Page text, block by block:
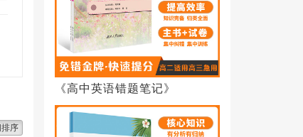
序
《高中英语错题笔记》